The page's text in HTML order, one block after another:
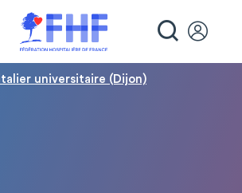
universitaire (Dijon)
des cookies